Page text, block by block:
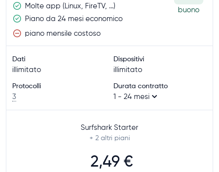
Molte app (Linux, FireTV, ...)
Piano da 24 mesi economico
piano mensile costoso
buono
Dati
illimitato
Dispositivi
illimitato
Protocolli
3
Durata contratto
1 - 24 mesi
Surfshark Starter
+ 2 altri piani
2,49 €